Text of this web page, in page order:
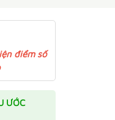
điểm số
ƯỚC